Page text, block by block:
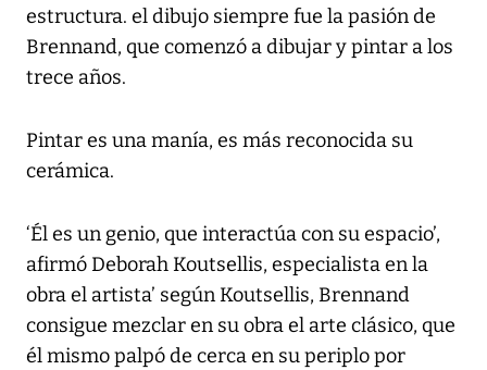
estructura. el dibujo siempre fue la pasión de
Brennand, que comenzó a dibujar y pintar a los
trece años.
Pintar es una manía, es más reconocida su
cerámica.
‘Él es un genio, que interactúa con su espacio’,
afirmó Deborah Koutsellis, especialista en la
obra el artista’ según Koutsellis, Brennand
consigue mezclar en su obra el arte clásico, que
él mismo palpó de cerca en su periplo por